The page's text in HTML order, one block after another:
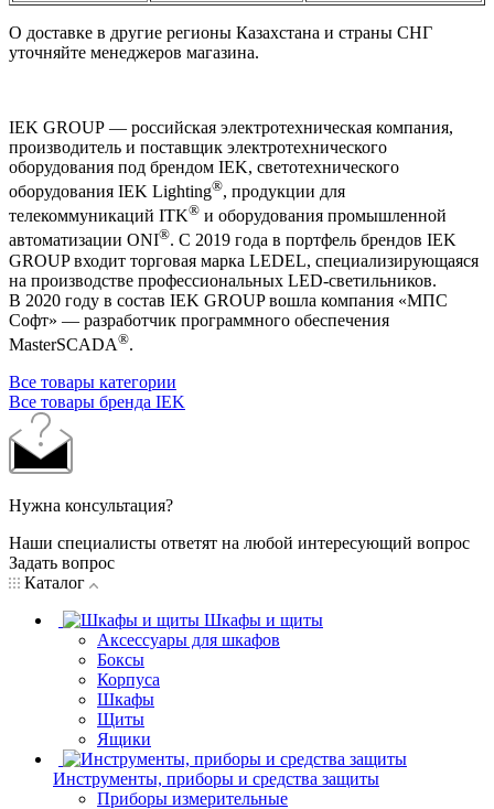
О доставке в другие регионы Казахстана и страны СНГ
уточняйте менеджеров магазина.
IEK GROUP — российская электротехническая компания,
производитель и поставщик электротехнического
оборудования под брендом IEK, светотехнического
оборудования IEK Lighting®, продукции для
телекоммуникаций ITK® и оборудования промышленной
автоматизации ONI®. С 2019 года в портфель брендов IEK
GROUP входит торговая марка LEDEL, специализирующаяся
на производстве профессиональных LED-светильников.
В 2020 году в состав IEK GROUP вошла компания «МПС
Софт» — разработчик программного обеспечения
MasterSCADA®.
Все товары категории
Все товары бренда IEK
Нужна консультация?
Наши специалисты ответят на любой интересующий вопрос
Задать вопрос
Каталог
Шкафы и щиты
Аксессуары для шкафов
Боксы
Корпуса
Шкафы
Щиты
Ящики
Инструменты, приборы и средства защиты
Приборы измерительные